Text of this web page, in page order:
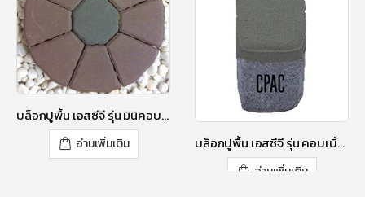
บล็อกปูพื้น เอสซีจี รุ่น มินิคอบเบิ้ล สีลิลลี่ เพอร์เพิล 6 ซ.ม.
อ่านเพิ่มเติม บล็อกปูพื้น เอสซีจี รุ่น คอบเบิ้ลสโตน RT-1 ขนาด 11.8 X 5.8 X 6 ซม. สีมอส เกรย์
อ่านเพิ่มเติม